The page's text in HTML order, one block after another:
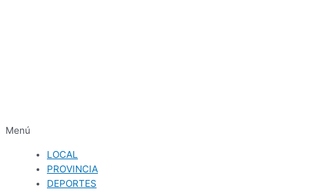
Menú
LOCAL
PROVINCIA
DEPORTES